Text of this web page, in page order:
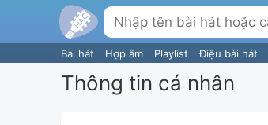
Bài hát Hợp âm Playlist Điệu bài hát
Thông tin cá nhân